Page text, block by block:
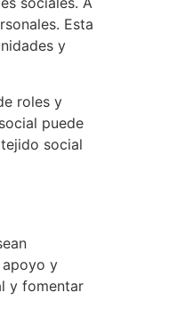
Esta
y
roles y
puede
social
apoyo y
y fomentar